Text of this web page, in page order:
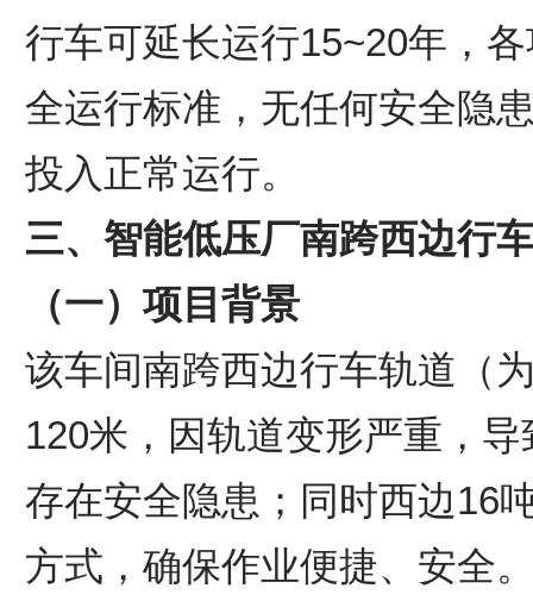
行车可延长运行15~20年，
全运行标准，无任何安全隐
投入正常运行。
三、智能低压厂南跨西边行
（一）项目背景
该车间南跨西边行车轨道（
120米，因轨道变形严重，
存在安全隐患；同时西边16
方式，确保作业便捷、安全